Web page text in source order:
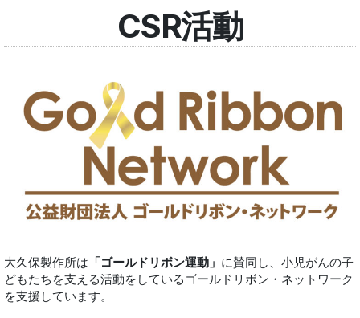
CSR活動
大久保製作所は 「ゴールドリボン運動」 に賛同し、小児がんの子
どもたちを支える活動をしているゴールドリボン・ネットワーク
を支援しています。